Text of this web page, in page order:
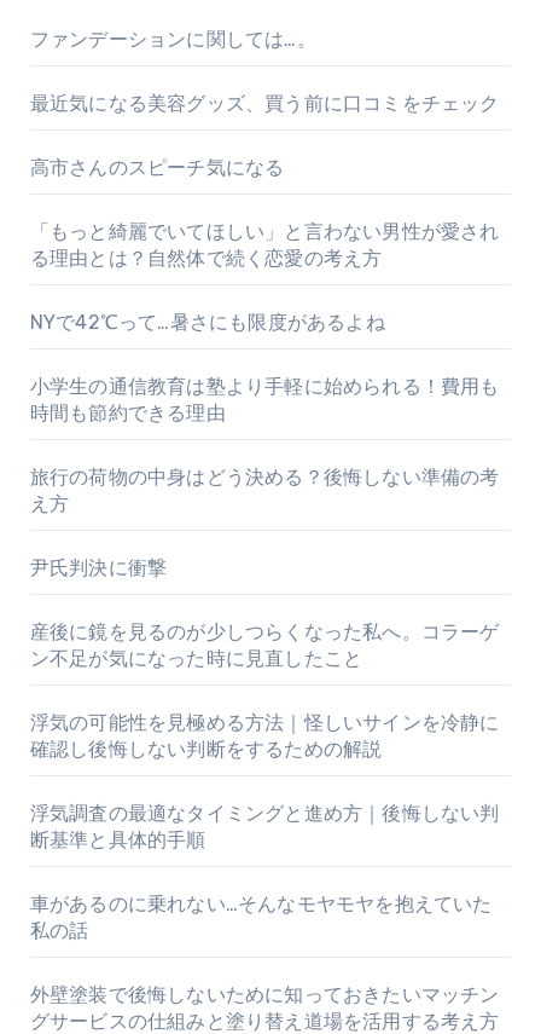
ファンデーションに関しては…。
最近気になる美容グッズ、買う前に口コミをチェック
高市さんのスピーチ気になる
「もっと綺麗でいてほしい」と言わない男性が愛され
る理由とは？自然体で続く恋愛の考え方
NYで42℃って…暑さにも限度があるよね
小学生の通信教育は塾より手軽に始められる！費用も
時間も節約できる理由
旅行の荷物の中身はどう決める？後悔しない準備の考
え方
尹氏判決に衝撃
産後に鏡を見るのが少しつらくなった私へ。コラーゲ
ン不足が気になった時に見直したこと
浮気の可能性を見極める方法｜怪しいサインを冷静に
確認し後悔しない判断をするための解説
浮気調査の最適なタイミングと進め方｜後悔しない判
断基準と具体的手順
車があるのに乗れない…そんなモヤモヤを抱えていた
私の話
外壁塗装で後悔しないために知っておきたいマッチン
グサービスの仕組みと塗り替え道場を活用する考え方